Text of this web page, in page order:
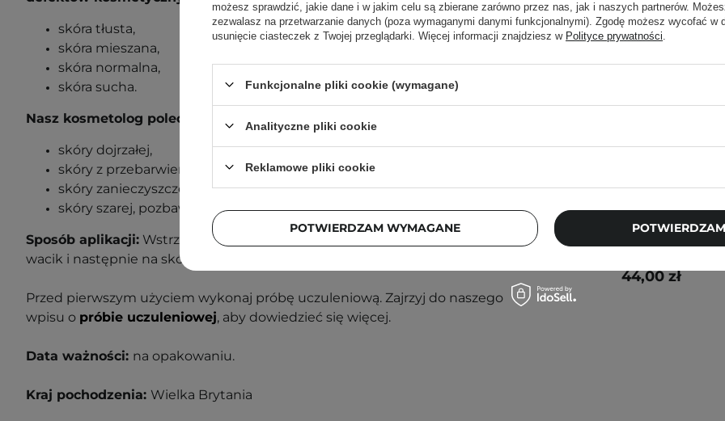
skóra tłusta,
skóra mieszana,
skóra normalna,
skóra sucha.
Nasz kosmetolog poleca ten produkt również w przypadku:
skóry dojrzałej,
skóry z przebarwieniami,
skóry zanieczyszczonej z widocznymi zaskórnikami,
skóry szarej, pozbawionej blasku,
Sposób aplikacji: Wstrząśnij przed użyciem. Kilka kropli produktu zaaplikuj na
wacik i następnie na skórę.
Przed pierwszym użyciem wykonaj próbę uczuleniową. Zajrzyj do naszego
wpisu o próbie uczuleniowej, aby dowiedzieć się więcej.
Data ważności: na opakowaniu.
Kraj pochodzenia: Wielka Brytania
Hialuronowym - 30ml
44,00 zł
możesz sprawdzić, jakie dane i w jakim celu są zbierane zarówno przez nas, jak i naszych partnerów.
zezwalasz na przetwarzanie danych (poza wymaganymi danymi funkcjonalnymi). Zgodę możesz wycofać w
usunięcie ciasteczek z Twojej przeglądarki. Więcej informacji znajdziesz w Polityce prywatności
Funkcjonalne pliki cookie (wymagane)
Analityczne pliki cookie
Reklamowe pliki cookie
POTWIERDZAM WYMAGANE